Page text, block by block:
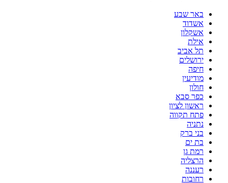
באר שבע
אשדוד
אשקלון
אילת
תל אביב
ירושלים
חיפה
מודיעין
חולון
כפר סבא
ראשון לציון
פתח תקווה
נתניה
בני ברק
בת ים
רמת גן
הרצליה
רעננה
רחובות